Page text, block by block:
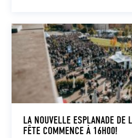
LA NOUVELLE ESPLANADE DE
FÊTE COMMENCE À 16H00!